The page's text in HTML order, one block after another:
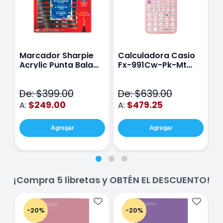
Marcador Sharpie
Acrylic Punta Bala
De: $399.00
A: $249.00
Agregar
Calculadora Casio
Fx-991Cw-Pk-Mt
De: $639.00
A: $479.25
Agregar
¡Compra 5 libretas y OBTÉN EL DESCUENTO!
-20% -20%